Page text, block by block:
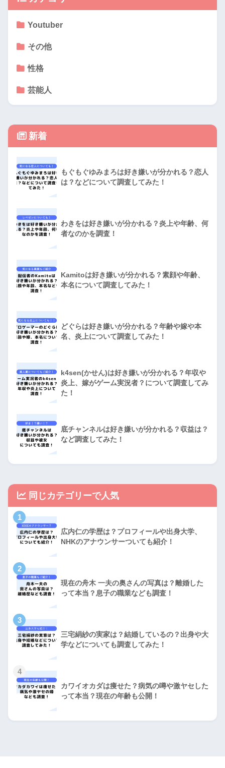
Youtuber
その他
性格
芸能人
新着
もぐもぐゆみまろは好き嫌いが分かれる？恋人
は？などについて調査してみた！
わきをは好き嫌いが分かれる？炎上や年齢、何
者なのかを調査！
Kamitoは好き嫌いが分かれる？素顔や年齢、
本名について調査してみた！
どぐらは好き嫌いが分かれる？年齢や嫁や本
名、炎上について調査してみた！
k4sen(かせん)は好き嫌いが分かれる？年収や
炎上、嫁がゲーム実況者？について調査してみ
た！
底チャンネルは好き嫌いが分かれる？収益は？
など調査してみた！
同じカテゴリーで人気
1
広内仁の学歴は？プロフィールや出身大学、
NHKのアナウンサーついても紹介！
2
現在の舟木 一夫の奥さんの写真は？離婚した
って本当？息子の職業なども調査！
3
三宅絹紗の実家は？結婚しているの？出身や大
学などについても調査してみた！
4
カワイオカダは痩せた？病気の噂や激ヤセした
って本当？現在の年齢も公開！